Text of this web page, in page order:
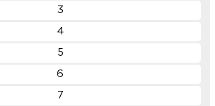
3
4
5
6
7